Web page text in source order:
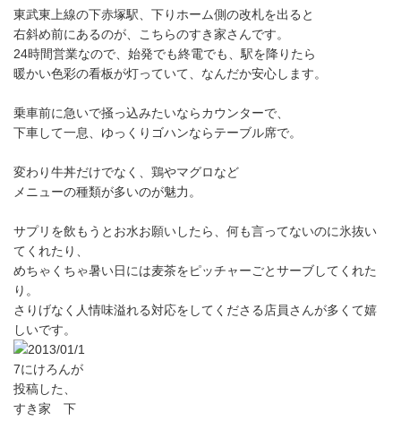
東武東上線の下赤塚駅、下りホーム側の改札を出ると
右斜め前にあるのが、こちらのすき家さんです。
24時間営業なので、始発でも終電でも、駅を降りたら
暖かい色彩の看板が灯っていて、なんだか安心します。
乗車前に急いで掻っ込みたいならカウンターで、
下車して一息、ゆっくりゴハンならテーブル席で。
変わり牛丼だけでなく、鶏やマグロなど
メニューの種類が多いのが魅力。
サプリを飲もうとお水お願いしたら、何も言ってないのに氷抜い
てくれたり、
めちゃくちゃ暑い日には麦茶をピッチャーごとサーブしてくれた
り。
さりげなく人情味溢れる対応をしてくださる店員さんが多くて嬉
しいです。